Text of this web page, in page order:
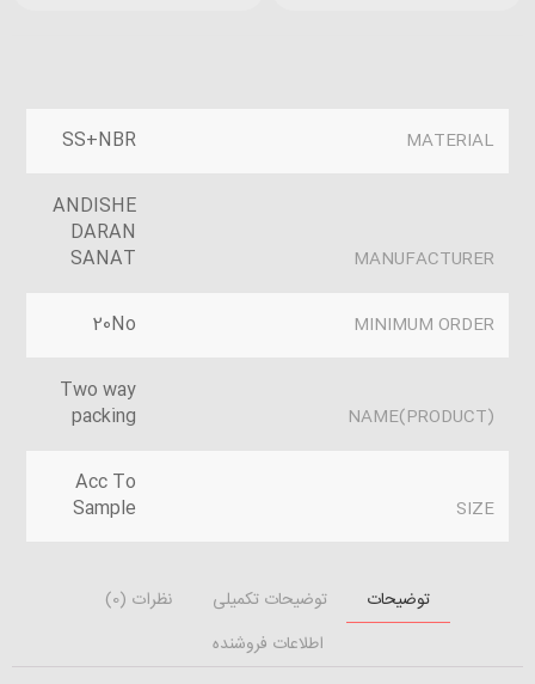
MATERIAL
SS+NBR
MANUFACTURER
ANDISHE
DARAN
SANAT
MINIMUM ORDER
20No
(PRODUCT)NAME
Two way
packing
SIZE
Acc To
Sample
توضیحات توضیحات تکمیلی
نظرات (0)
اطلاعات فروشنده